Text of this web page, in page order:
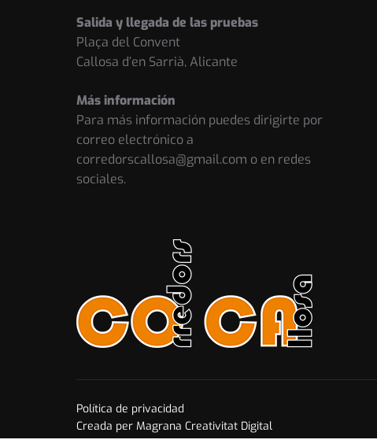
Salida y llegada de las pruebas
Plaça del Convent
Callosa d’en Sarrià, Alicante
Más información
Para más información puedes dirigirte por
correo electrónico a
corredorscallosa@gmail.com o en redes
sociales.
Política de privacidad
Creada per Magrana Creativitat Digital